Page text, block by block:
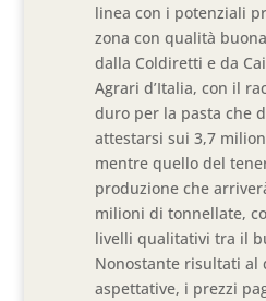
linea con i potenziali
zona con qualità
dalla Coldiretti e da
Agrari d’Italia, con il
duro per la pasta che
attestarsi sui 3,7
mentre quello del
produzione che
milioni di tonnellate,
livelli qualitativi tra il
Nonostante risultati al
aspettative, i prezzi